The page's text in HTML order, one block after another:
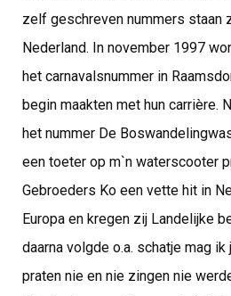
zelf geschreven nummers staan
Nederland. In november 1997
het carnavalsnummer in
begin maakten met hun carrière.
het nummer De
een toeter op m`n waterscooter
Gebroeders Ko een vette hit in
Europa en kregen zij Landelijke
daarna volgde o.a. schatje mag ik
praten nie en nie zingen nie